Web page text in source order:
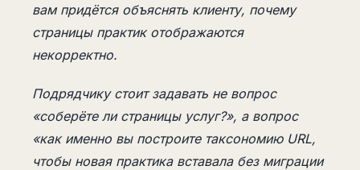
вам придётся объяснять клиенту, почему
страницы практик отображаются
некорректно.
Подрядчику стоит задавать не вопрос
«соберёте ли страницы услуг?», а вопрос
«как именно вы построите таксономию URL,
чтобы новая практика вставала без миграции